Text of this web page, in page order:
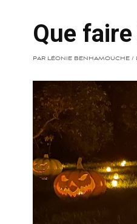
Que
PAR LÉONIE BENHAMOUCHE /